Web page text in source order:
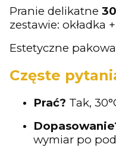
Pranie delikatne
zestawie: okładka +
Estetyczne
Częste
Prać? Tak,
wymiar po